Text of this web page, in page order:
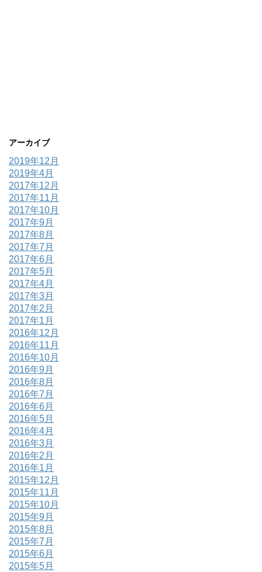
アーカイブ
2019年12月
2019年4月
2017年12月
2017年11月
2017年10月
2017年9月
2017年8月
2017年7月
2017年6月
2017年5月
2017年4月
2017年3月
2017年2月
2017年1月
2016年12月
2016年11月
2016年10月
2016年9月
2016年8月
2016年7月
2016年6月
2016年5月
2016年4月
2016年3月
2016年2月
2016年1月
2015年12月
2015年11月
2015年10月
2015年9月
2015年8月
2015年7月
2015年6月
2015年5月